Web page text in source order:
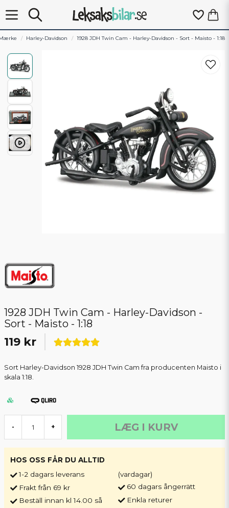
Harley-Davidson 1928 JDH Twin Cam - Harley-Davidson - Sort - Maisto - 1:18
1928 JDH Twin Cam - Harley-Davidson -
Sort - Maisto - 1:18
119 kr
Sort Harley-Davidson 1928 JDH Twin Cam fra producenten Maisto i
skala 1:18.
- + LÆG I KURV
HOS OSS FÅR DU ALLTID
1-2 dagars leverans
Frakt från 69 kr
Beställ innan kl 14.00 så
(vardagar)
60 dagars ångerrätt
Enkla returer